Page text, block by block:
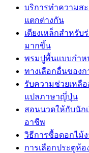
บริการทำความส
แตกต่างกัน
เตียงเหล็กสำหรั
มากขึ้น
พรมปูพื้นแบบกำห
ทางเลือกอื่นของก
รับความช่วยเหลื
แปลภาษาญี่ปุ่น
สอนนวดให้กับนัก
อาชีพ
วิธีการซื้อดอกไม้
การเลือกประตูห้